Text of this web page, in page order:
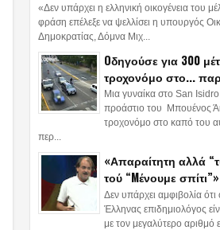
«Δεν υπάρχει η ελληνική οικογένεια του
φράση επέλεξε να ψελλίσει η υπουργός
Δημοκρατίας, Δόμνα Μιχ...
Oδηγούσε για 300
τροχονόμο στο...
Μια γυναίκα στο San Isidro
προάστιο του Μπουένος
τροχονόμο στο καπό του
περ...
«Απαραίτητη αλλά
τού “Mένουμε
Δεν υπάρχει αμφιβολία
Έλληνας επιδημιολόγος
με τον μεγαλύτερο